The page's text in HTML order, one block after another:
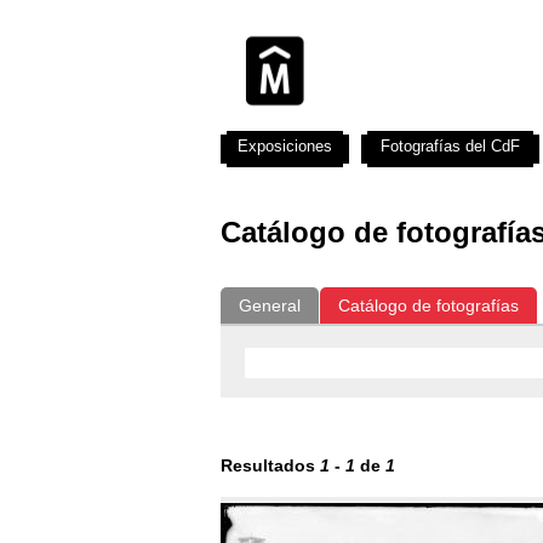
Catálogo de
General Catálogo de fotografías
Resultados 1 - 1 de 1
Exposiciones Fotografías del CdF